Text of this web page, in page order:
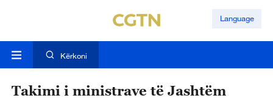
Language
Kërkoni
Takimi i ministrave të Jashtëm